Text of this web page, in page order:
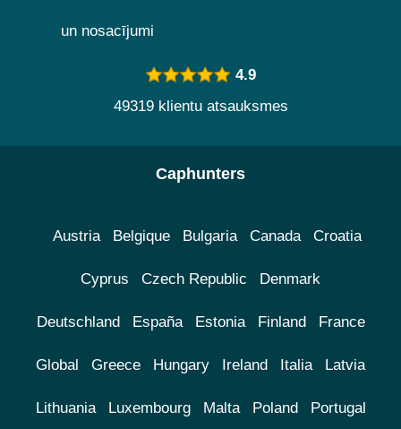
un nosacījumi
4.9
49319 klientu atsauksmes
Caphunters
Austria Belgique Bulgaria Canada Croatia
Cyprus Czech Republic Denmark
Deutschland España Estonia Finland France
Global Greece Hungary Ireland Italia Latvia
Lithuania Luxembourg Malta Poland Portugal